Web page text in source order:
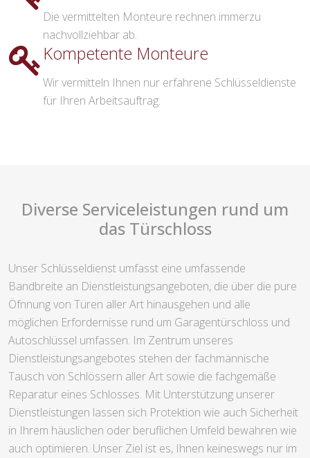
Die vermittelten Monteure rechnen immerzu
nachvollziehbar ab.
Kompetente Monteure
Wir vermitteln Ihnen nur erfahrene Schlüsseldienste
für Ihren Arbeitsauftrag.
Diverse Serviceleistungen rund um
das Türschloss
Unser Schlüsseldienst umfasst eine umfassende
Bandbreite an Dienstleistungsangeboten, die über die pure
Öfnnung von Türen aller Art hinausgehen und alle
möglichen Erfordernisse rund um Garagentürschloss und
Autoschlüssel umfassen. Im Zentrum unseres
Dienstleistungsangebotes stehen der fachmännische
Tausch von Schlössern aller Art sowie die fachgemäße
Reparatur eines Schlosses. Mit Unterstützung unserer
Dienstleistungen lassen sich Protektion wie auch Sicherheit
in Ihrem häuslichen oder beruflichen Umfeld bewahren wie
auch optimieren. Unser Ziel ist es, Ihnen keineswegs nur im